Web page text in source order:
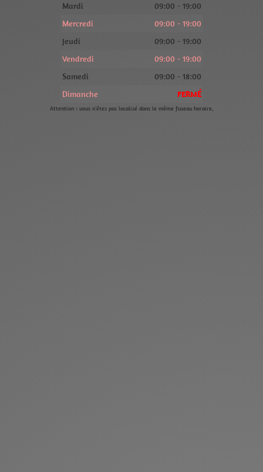
Mardi
09:00 - 19:00
Mercredi
09:00 - 19:00
Jeudi
09:00 - 19:00
Vendredi
09:00 - 19:00
Samedi
09:00 - 18:00
Dimanche
FERMÉ
Attention : vous n'êtes pas localisé dans le même fuseau horaire.